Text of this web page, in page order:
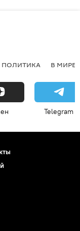
ПОЛИТИКА В МИРЕ
Telegram